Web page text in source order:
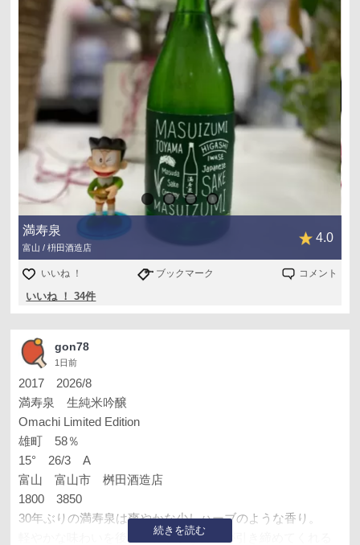
満寿泉
富山 / 枡田酒造店
4.0
いいね ！ ブックマーク コメント
いいね ！ 34件
gon78
1日前
続きを読む
2017 2026/8
満寿泉 生純米吟醸
Omachi Limited Edition
雄町 58％
15° 26/3 A
富山 富山市 桝田酒造店
1800 3850
30年ぶりの満寿泉は爽やかな少しハーブのような香り。
軽やかな味わいを後口のわずかな苦みが引き締めてくれる